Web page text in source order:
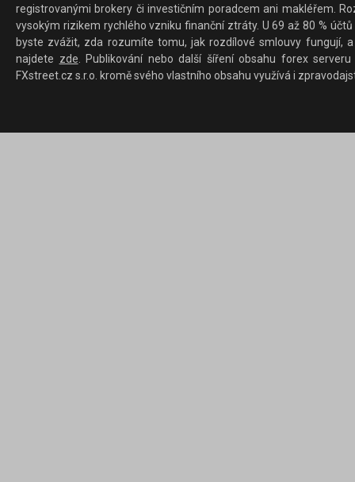
registrovanými brokery či investičním poradcem ani makléřem.
vysokým rizikem rychlého vzniku finanční ztráty. U 69 až 80 %
byste zvážit, zda rozumíte tomu, jak rozdílové smlouvy fungují,
najdete zde. Publikování nebo další šíření obsahu forex
FXstreet.cz s.r.o. kromě svého vlastního obsahu využívá i